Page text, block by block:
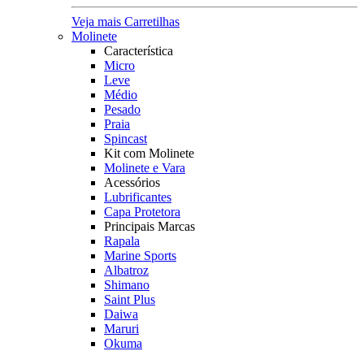
Veja mais Carretilhas
Molinete
Característica
Micro
Leve
Médio
Pesado
Praia
Spincast
Kit com Molinete
Molinete e Vara
Acessórios
Lubrificantes
Capa Protetora
Principais Marcas
Rapala
Marine Sports
Albatroz
Shimano
Saint Plus
Daiwa
Maruri
Okuma